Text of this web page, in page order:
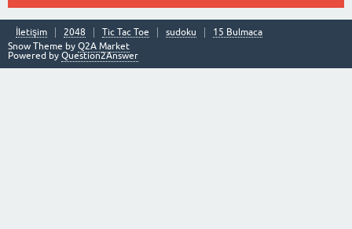
İletişim 2048 Tic Tac Toe sudoku
15 Bulmaca
Snow Theme by Q2A Market
Powered by Question2Answer